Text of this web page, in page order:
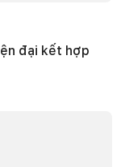
đại kết hợp